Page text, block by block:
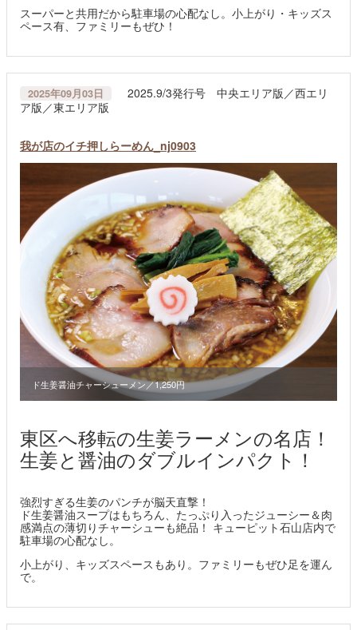
スーパーと共用だから駐車場の心配なし。小上がり・キッズス
ペース有、ファミリーもぜひ！
2025年09月03日
2025.9/3発行号 中央エリア版／西エリ
ア版／東エリア版
我が店のイチ押しらーめん_nj0903
ド生姜醤油チャーシューメン／1,250円
東区へ移転の生姜ラーメンの名店！
生姜と醤油のダブルインパクト！
強烈すぎる生姜のパンチが脳天直撃！
ド生姜醤油スープはもちろん、たっぷり入ったジューシー＆肉
感満点の薄切りチャーシューも絶品！ キューピット石山店内で
駐車場の心配なし。
小上がり、キッズスペースもあり。ファミリーもぜひ足を運ん
で。